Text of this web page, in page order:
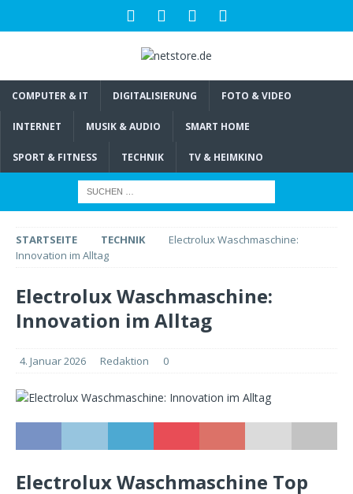
COMPUTER & IT DIGITALISIERUNG FOTO & VIDEO
INTERNET MUSIK & AUDIO SMART HOME
SPORT & FITNESS TECHNIK TV & HEIMKINO
STARTSEITE TECHNIK
Electrolux Waschmaschine:
Innovation im Alltag
Electrolux Waschmaschine:
Innovation im Alltag
4. Januar 2026 Redaktion 0
Electrolux Waschmaschine Top